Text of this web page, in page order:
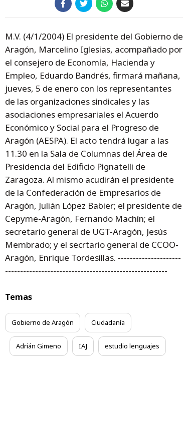
M.V. (4/1/2004) El presidente del Gobierno de
Aragón, Marcelino Iglesias, acompañado por
el consejero de Economía, Hacienda y
Empleo, Eduardo Bandrés, firmará mañana,
jueves, 5 de enero con los representantes
de las organizaciones sindicales y las
asociaciones empresariales el Acuerdo
Económico y Social para el Progreso de
Aragón (AESPA). El acto tendrá lugar a las
11.30 en la Sala de Columnas del Área de
Presidencia del Edificio Pignatelli de
Zaragoza. Al mismo acudirán el presidente
de la Confederación de Empresarios de
Aragón, Julián López Babier; el presidente de
Cepyme-Aragón, Fernando Machín; el
secretario general de UGT-Aragón, Jesús
Membrado; y el secrtario general de CCOO-
Aragón, Enrique Tordesillas. ---------------------
------------------------------------------------------
Temas
Gobierno de Aragón Ciudadanía
Adrián Gimeno IAJ estudio lenguajes